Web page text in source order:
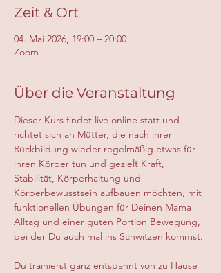
Zeit & Ort
04. Mai 2026, 19:00 – 20:00
Zoom
Über die Veranstaltung
Dieser Kurs findet live online statt und
richtet sich an Mütter, die nach ihrer
Rückbildung wieder regelmäßig etwas für
ihren Körper tun und gezielt Kraft,
Stabilität, Körperhaltung und
Körperbewusstsein aufbauen möchten, mit
funktionellen Übungen für Deinen Mama
Alltag und einer guten Portion Bewegung,
bei der Du auch mal ins Schwitzen kommst.
Du trainierst ganz entspannt von zu Hause